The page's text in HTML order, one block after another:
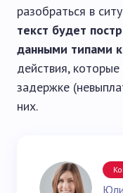
разобраться в
текст будет
данными типами
действия,
задержке
них.